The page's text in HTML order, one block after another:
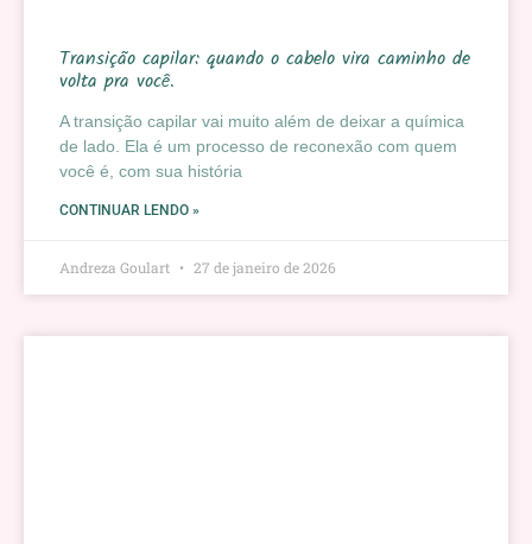
Transição capilar: quando o cabelo vira caminho de
volta pra você.
A transição capilar vai muito além de deixar a química
de lado. Ela é um processo de reconexão com quem
você é, com sua história
CONTINUAR LENDO »
Andreza Goulart 27 de janeiro de 2026